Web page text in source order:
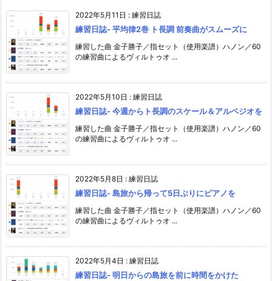
2022年5月11日 : 練習日誌
練習日誌- 平均律2巻 ト長調 前奏曲がスムーズに
練習した曲 金子勝子／指セット（使用楽譜）ハノン／60
の練習曲によるヴィルトゥオ ...
2022年5月10日 : 練習日誌
練習日誌- 今週からト長調のスケール＆アルペジオを
練習した曲 金子勝子／指セット（使用楽譜）ハノン／60
の練習曲によるヴィルトゥオ ...
2022年5月8日 : 練習日誌
練習日誌- 島旅から帰って5日ぶりにピアノを
練習した曲 金子勝子／指セット（使用楽譜）ハノン／60
の練習曲によるヴィルトゥオ ...
2022年5月4日 : 練習日誌
練習日誌- 明日からの島旅を前に時間をかけた